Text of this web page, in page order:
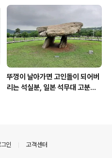
뚜껑이 날아가면 고인돌이 되어버
리는 석실분, 일본 석무대 고분의
인 고객센터